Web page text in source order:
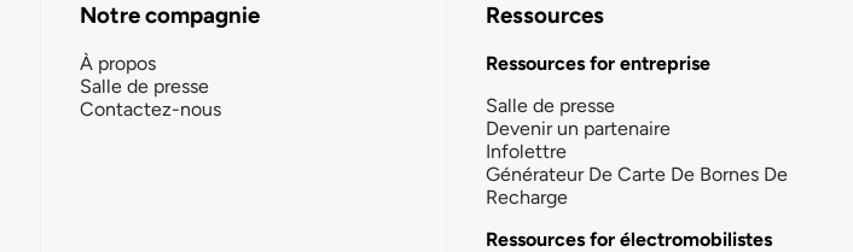
Notre compagnie
À propos
Salle de presse
Contactez-nous
Ressources
Ressources for entreprise
Salle de presse
Devenir un partenaire
Infolettre
Générateur De Carte De Bornes De
Recharge
Ressources for électromobilistes